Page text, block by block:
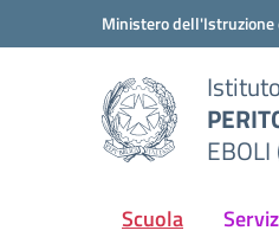
Vai ai contenuti
Vai al menu di navigazione
Ministero dell'Istruzione
EBOLI
Scuola